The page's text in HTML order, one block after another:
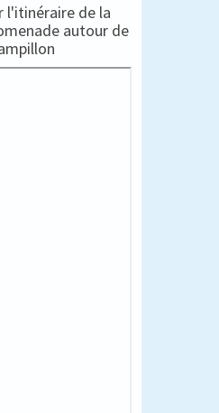
l'itinéraire de la
autour de